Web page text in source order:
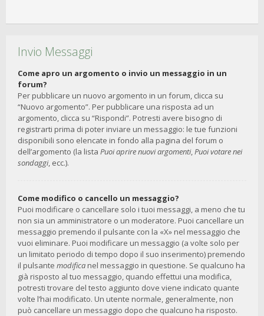
Invio Messaggi
Come apro un argomento o invio un messaggio in un
forum?
Per pubblicare un nuovo argomento in un forum, clicca su
“Nuovo argomento”. Per pubblicare una risposta ad un
argomento, clicca su “Rispondi”. Potresti avere bisogno di
registrarti prima di poter inviare un messaggio: le tue funzioni
disponibili sono elencate in fondo alla pagina del forum o
dell’argomento (la lista Puoi aprire nuovi argomenti,Puoi votare nei
sondaggi, ecc.).
Come modifico o cancello un messaggio?
Puoi modificare o cancellare solo i tuoi messaggi, a meno che tu
non sia un amministratore o un moderatore. Puoi cancellare un
messaggio premendo il pulsante con la «X» nel messaggio che
vuoi eliminare. Puoi modificare un messaggio (a volte solo per
un limitato periodo di tempo dopo il suo inserimento) premendo
il pulsante modifica nel messaggio in questione. Se qualcuno ha
già risposto al tuo messaggio, quando effettui una modifica,
potresti trovare del testo aggiunto dove viene indicato quante
volte l’hai modificato. Un utente normale, generalmente, non
può cancellare un messaggio dopo che qualcuno ha risposto.